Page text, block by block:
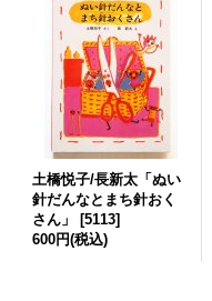
土橋悦子/長新太「ぬい
針だんなとまち針おく
さん」
[5113]
600円(税込)